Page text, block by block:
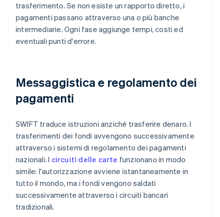
trasferimento. Se non esiste un rapporto diretto, i
pagamenti passano attraverso una o più banche
intermediarie. Ogni fase aggiunge tempi, costi ed
eventuali punti d'errore.
Messaggistica e regolamento dei
pagamenti
SWIFT traduce istruzioni anziché trasferire denaro. I
trasferimenti dei fondi avvengono successivamente
attraverso i sistemi di regolamento dei pagamenti
nazionali. I circuiti delle carte funzionano in modo
simile: l'autorizzazione avviene istantaneamente in
tutto il mondo, ma i fondi vengono saldati
successivamente attraverso i circuiti bancari
tradizionali.